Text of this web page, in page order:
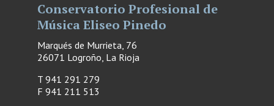
Conservatorio Profesional de
Música Eliseo Pinedo
Marqués de Murrieta, 76
26071 Logroño, La Rioja
T 941 291 279
F 941 211 513